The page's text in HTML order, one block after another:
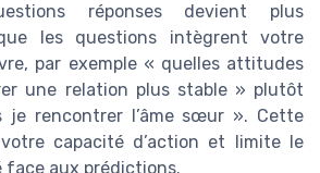
réponses devient plus
les questions intègrent votre
par exemple « quelles attitudes
une relation plus stable » plutôt
je rencontrer l’âme sœur ». Cette
capacité d’action et limite le
face aux prédictions.